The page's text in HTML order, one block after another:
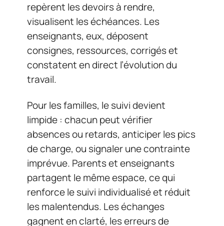
repèrent les devoirs à rendre,
visualisent les échéances. Les
enseignants, eux, déposent
consignes, ressources, corrigés et
constatent en direct l’évolution du
travail.
Pour les familles, le suivi devient
limpide : chacun peut vérifier
absences ou retards, anticiper les pics
de charge, ou signaler une contrainte
imprévue. Parents et enseignants
partagent le même espace, ce qui
renforce le suivi individualisé et réduit
les malentendus. Les échanges
gagnent en clarté, les erreurs de